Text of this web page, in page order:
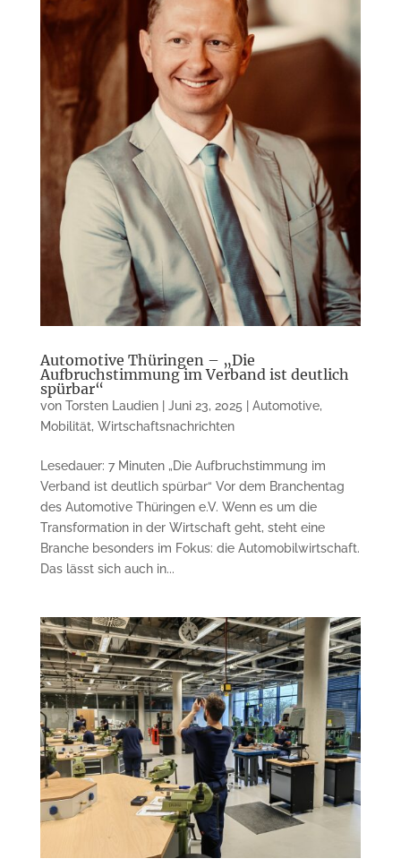
Automotive Thüringen – „Die
Aufbruchstimmung im Verband ist deutlich
spürbar“
von Torsten Laudien| Juni 23, 2025 Automotive,
Mobilität, Wirtschaftsnachrichten
Lesedauer: 7 Minuten „Die Aufbruchstimmung im
Verband ist deutlich spürbar“ Vor dem Branchentag
des Automotive Thüringen e.V. Wenn es um die
Transformation in der Wirtschaft geht, steht eine
Branche besonders im Fokus: die Automobilwirtschaft.
Das lässt sich auch in...